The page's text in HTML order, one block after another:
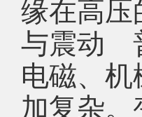
缘在高
与震动
电磁、
加复杂